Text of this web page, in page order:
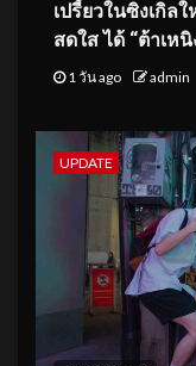
เปรี้ยวในซิงเกิล
สดใส ได้ “ต้าเห
1 วัน ago admin
UPDATE